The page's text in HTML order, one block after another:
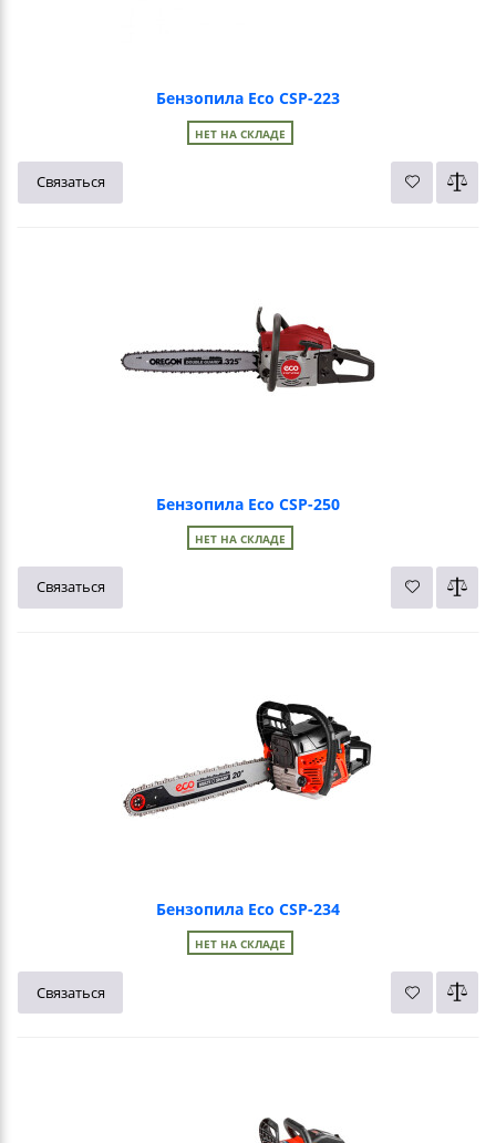
Бензопила Eco CSP-223
НЕТ НА СКЛАДЕ
Связаться
Бензопила Eco CSP-250
НЕТ НА СКЛАДЕ
Связаться
Бензопила Eco CSP-234
НЕТ НА СКЛАДЕ
Связаться